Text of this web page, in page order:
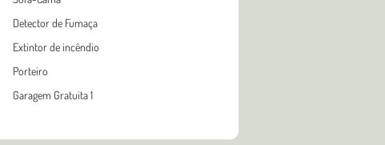
Detector de Fumaça
Extintor de incêndio
Porteiro
Garagem Gratuita 1